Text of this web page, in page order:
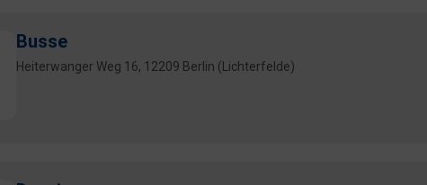
Busse
Heiterwanger Weg 16, 12209 Berlin (Lichterfelde)